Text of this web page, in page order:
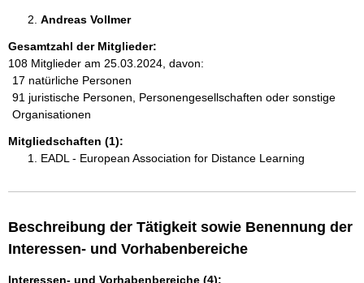
Andreas Vollmer
Gesamtzahl der Mitglieder:
108 Mitglieder am 25.03.2024, davon:
17 natürliche Personen
91 juristische Personen, Personengesellschaften oder sonstige
Organisationen
Mitgliedschaften (1):
EADL - European Association for Distance Learning
Beschreibung der Tätigkeit sowie Benennung der
Interessen- und Vorhabenbereiche
Interessen- und Vorhabenbereiche (4):